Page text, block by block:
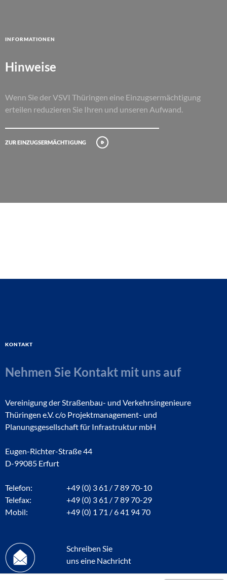
Informationen
Hinweise
Wenn Sie der VSVI Thüringen eine Einzugsermächtigung
erteilen reduzieren Sie Ihren und unseren Aufwand.
Zur Einzugsermächtigung
Kontakt
Nehmen Sie Kontakt mit uns auf
Vereinigung der Straßenbau- und Verkehrsingenieure
Thüringen e.V. c/o Projektmanagement- und
Planungsgesellschaft für Infrastruktur mbH
Eugen-Richter-Straße 44
D-99085 Erfurt
Telefon:
+49 (0) 3 61 / 7 89 70-10
Telefax:
+49 (0) 3 61 / 7 89 70-29
Mobil:
+49 (0) 1 71 / 6 41 94 70
Schreiben Sie
uns eine Nachricht